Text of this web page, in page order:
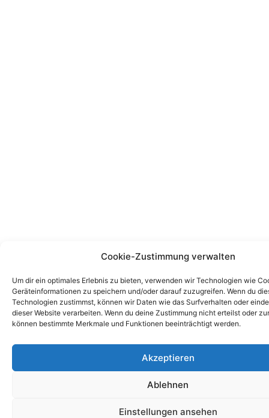
Cookie-Zustimmung verwalten
Um dir ein optimales Erlebnis zu bieten, verwenden wir Technologien wie
Geräteinformationen zu speichern und/oder darauf zuzugreifen. Wenn du
Technologien zustimmst, können wir Daten wie das Surfverhalten oder
dieser Website verarbeiten. Wenn du deine Zustimmung nicht erteilst oder
können bestimmte Merkmale und Funktionen beeinträchtigt werden.
Akzeptieren
Ablehnen
Einstellungen ansehen